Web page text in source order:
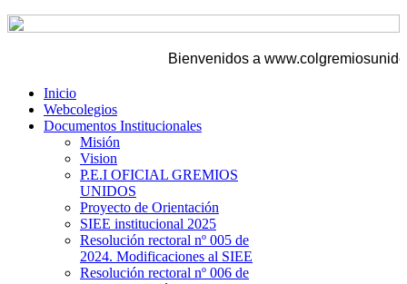
Bienvenidos a
Inicio
Webcolegios
Documentos Institucionales
Misión
Vision
P.E.I OFICIAL GREMIOS
UNIDOS
Proyecto de Orientación
SIEE institucional 2025
Resolución rectoral nº 005 de
2024. Modificaciones al SIEE
Resolución rectoral nº 006 de